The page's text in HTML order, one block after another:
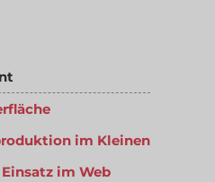
im Kleinen
im Web